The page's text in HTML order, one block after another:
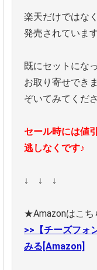
楽天だけではな
発売されています
既にセットにな
お取り寄せでき
ぞいてみてくだ
セール時には値
逃しなくです♪
↓ ↓ ↓
★Amazonはこ
>>【チーズフォ
みる[Amazon]